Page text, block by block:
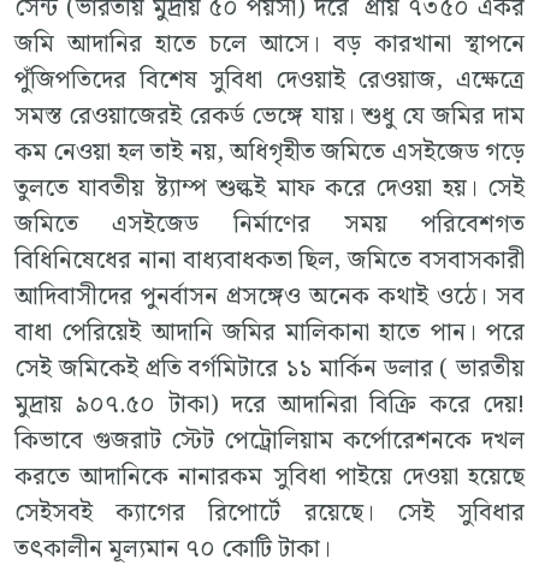
সেন্ট (ভারতীয় মুদ্রায় ৫০ পয়সা) দরে প্রায় ৭৩৫০ একর
জমি আদানির হাতে চলে আসে। বড় কারখানা স্থাপনে
পুঁজিপতিদের বিশেষ সুবিধা দেওয়াই রেওয়াজ, এক্ষেত্রে
সমস্ত রেওয়াজেরই রেকর্ড ভেঙ্গে যায়। শুধু যে জমির দাম
কম নেওয়া হল তাই নয়, অধিগৃহীত জমিতে এসইজেড গড়ে
তুলতে যাবতীয় ষ্ট্যাম্প শুল্কই মাফ করে দেওয়া হয়। সেই
জমিতে এসইজেড নির্মাণের সময় পরিবেশগত
বিধিনিষেধের নানা বাধ্যবাধকতা ছিল, জমিতে বসবাসকারী
আদিবাসীদের পুনর্বাসন প্রসঙ্গেও অনেক কথাই ওঠে। সব
বাধা পেরিয়েই আদানি জমির মালিকানা হাতে পান। পরে
সেই জমিকেই প্রতি বর্গমিটারে ১১ মার্কিন ডলার ( ভারতীয়
মুদ্রায় ৯০৭.৫০ টাকা) দরে আদানিরা বিক্রি করে দেয়!
কিভাবে গুজরাট স্টেট পেট্রোলিয়াম কর্পোরেশনকে দখল
করতে আদানিকে নানারকম সুবিধা পাইয়ে দেওয়া হয়েছে
সেইসবই ক্যাগের রিপোর্টে রয়েছে। সেই সুবিধার
তৎকালীন মূল্যমান ৭০ কোটি টাকা।